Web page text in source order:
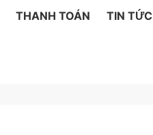
THANH TOÁN TIN TỨC